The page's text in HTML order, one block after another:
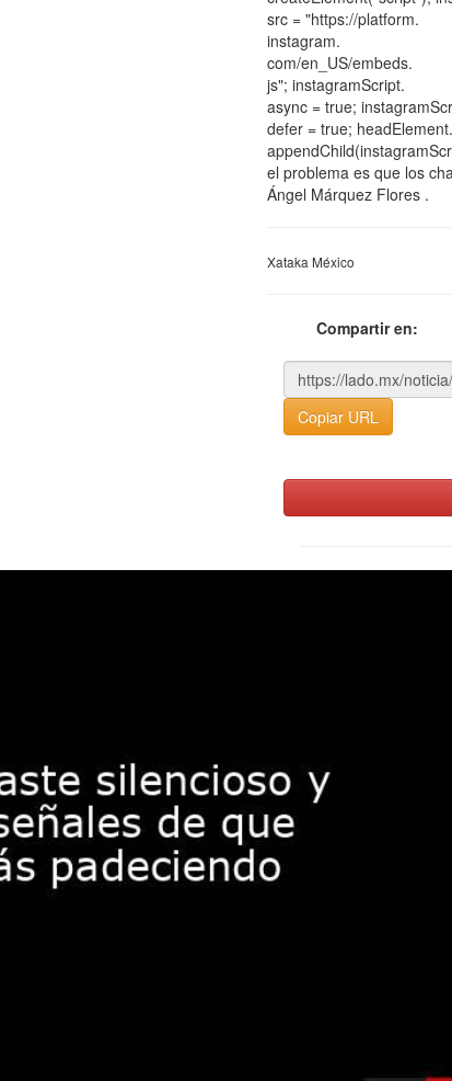
src = "https://platform.
instagram.
com/en_US/embeds.
js"; instagramScript.
async = true;
defer = true; headElement.
el problema es que los
Ángel Márquez Flores .
Xataka México
Compartir en:
Copiar URL